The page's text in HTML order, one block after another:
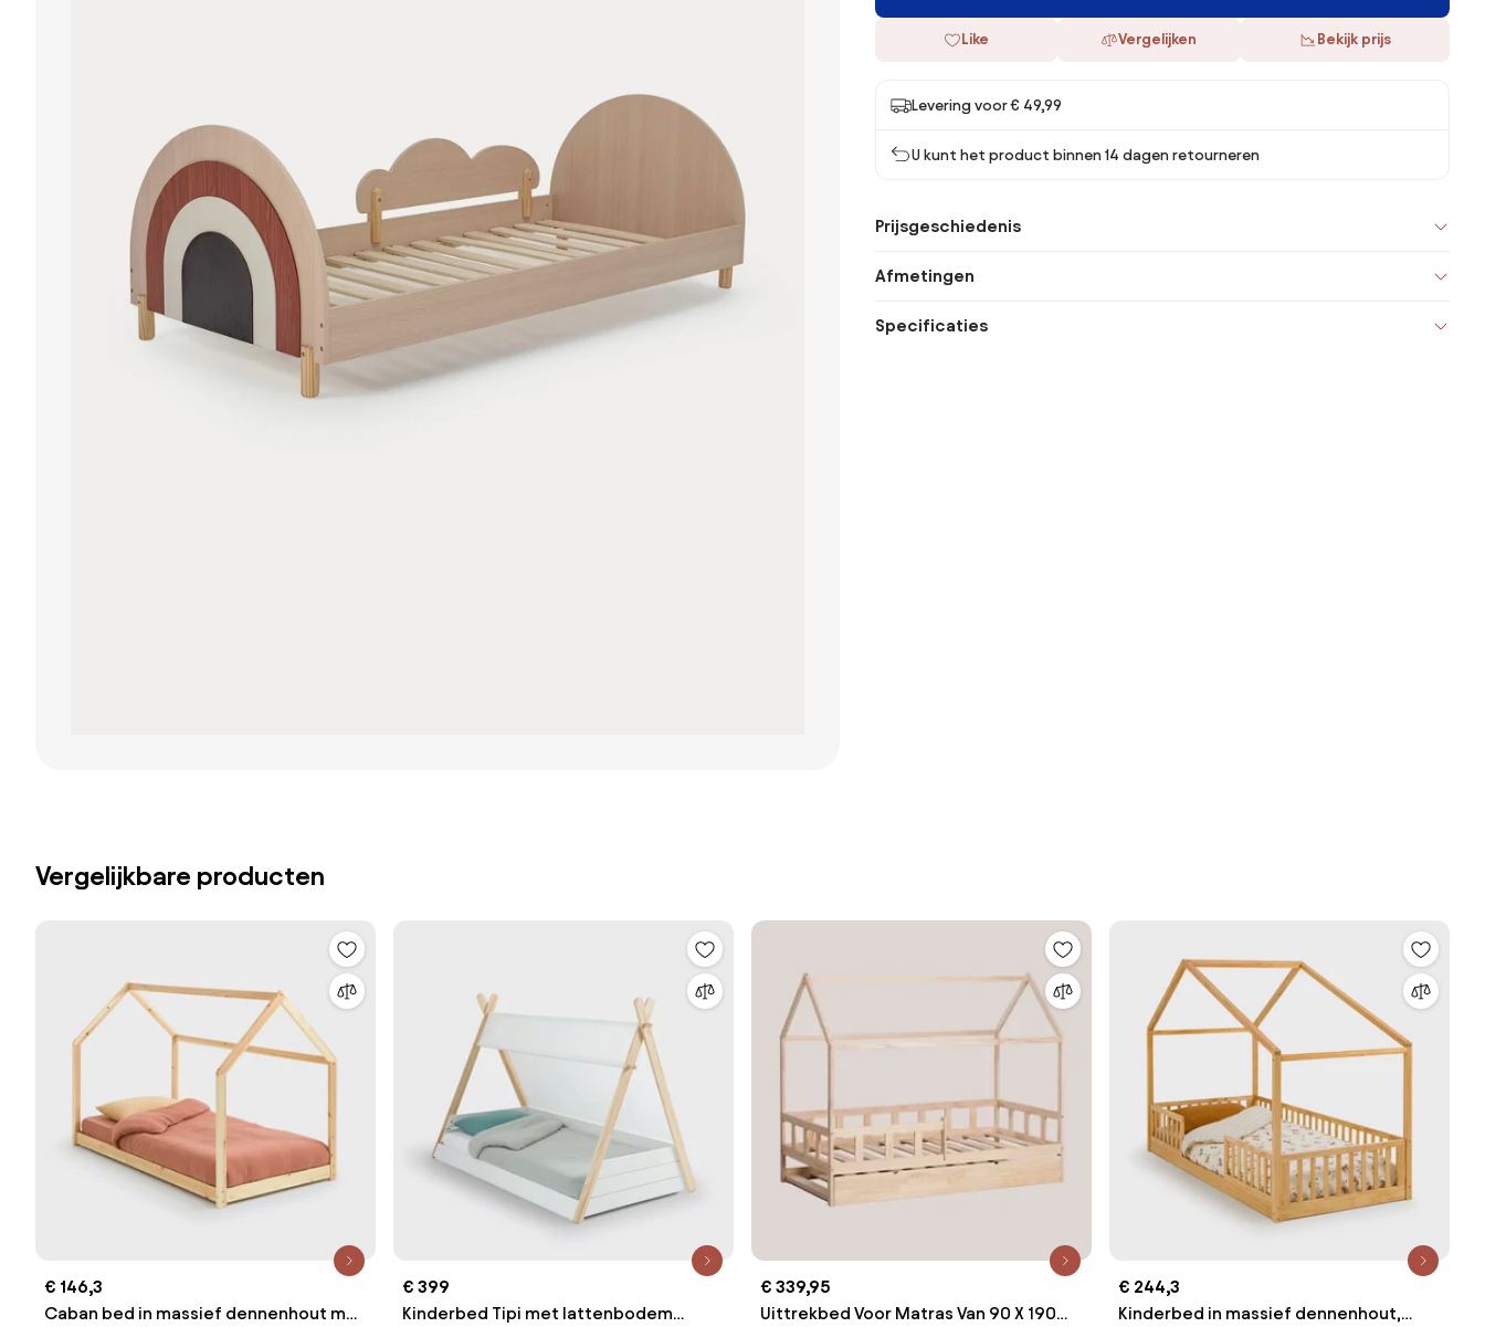
Like Vergelijken Bekijk prijs
Levering voor € 49,99
U kunt het product binnen 14 dagen retourneren
Prijsgeschiedenis
Afmetingen
Specificaties
Vergelijkbare producten
€ 146,3
Caban bed in massief dennenhout met
€ 399
Kinderbed Tipi met lattenbodem
€ 339,95
Uittrekbed Voor Matras Van 90 X 190
€ 244,3
Kinderbed in massief dennenhout,